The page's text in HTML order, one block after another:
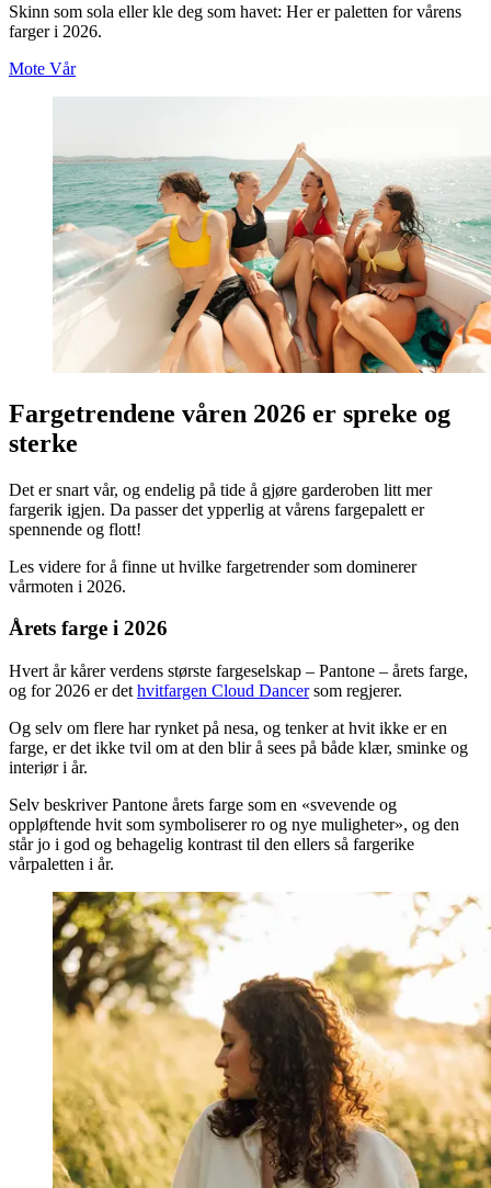
Skinn som sola eller kle deg som havet: Her er paletten for vårens
farger i 2026.
Mote Vår
Fargetrendene våren 2026 er spreke og
sterke
Det er snart vår, og endelig på tide å gjøre garderoben litt mer
fargerik igjen. Da passer det ypperlig at vårens fargepalett er
spennende og flott!
Les videre for å finne ut hvilke fargetrender som dominerer
vårmoten i 2026.
Årets farge i 2026
Hvert år kårer verdens største fargeselskap – Pantone – årets farge,
og for 2026 er det hvitfargen Cloud Dancersom regjerer.
Og selv om flere har rynket på nesa, og tenker at hvit ikke er en
farge, er det ikke tvil om at den blir å sees på både klær, sminke og
interiør i år.
Selv beskriver Pantone årets farge som en «svevende og
oppløftende hvit som symboliserer ro og nye muligheter», og den
står jo i god og behagelig kontrast til den ellers så fargerike
vårpaletten i år.